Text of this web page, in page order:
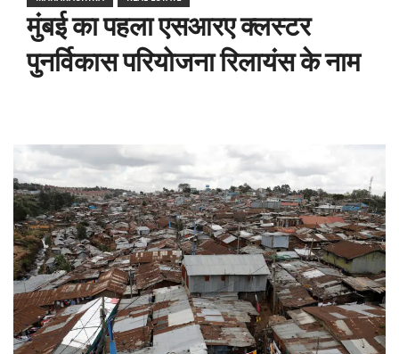
मुंबई का पहला एसआरए क्लस्टर
पुनर्विकास परियोजना रिलायंस के नाम